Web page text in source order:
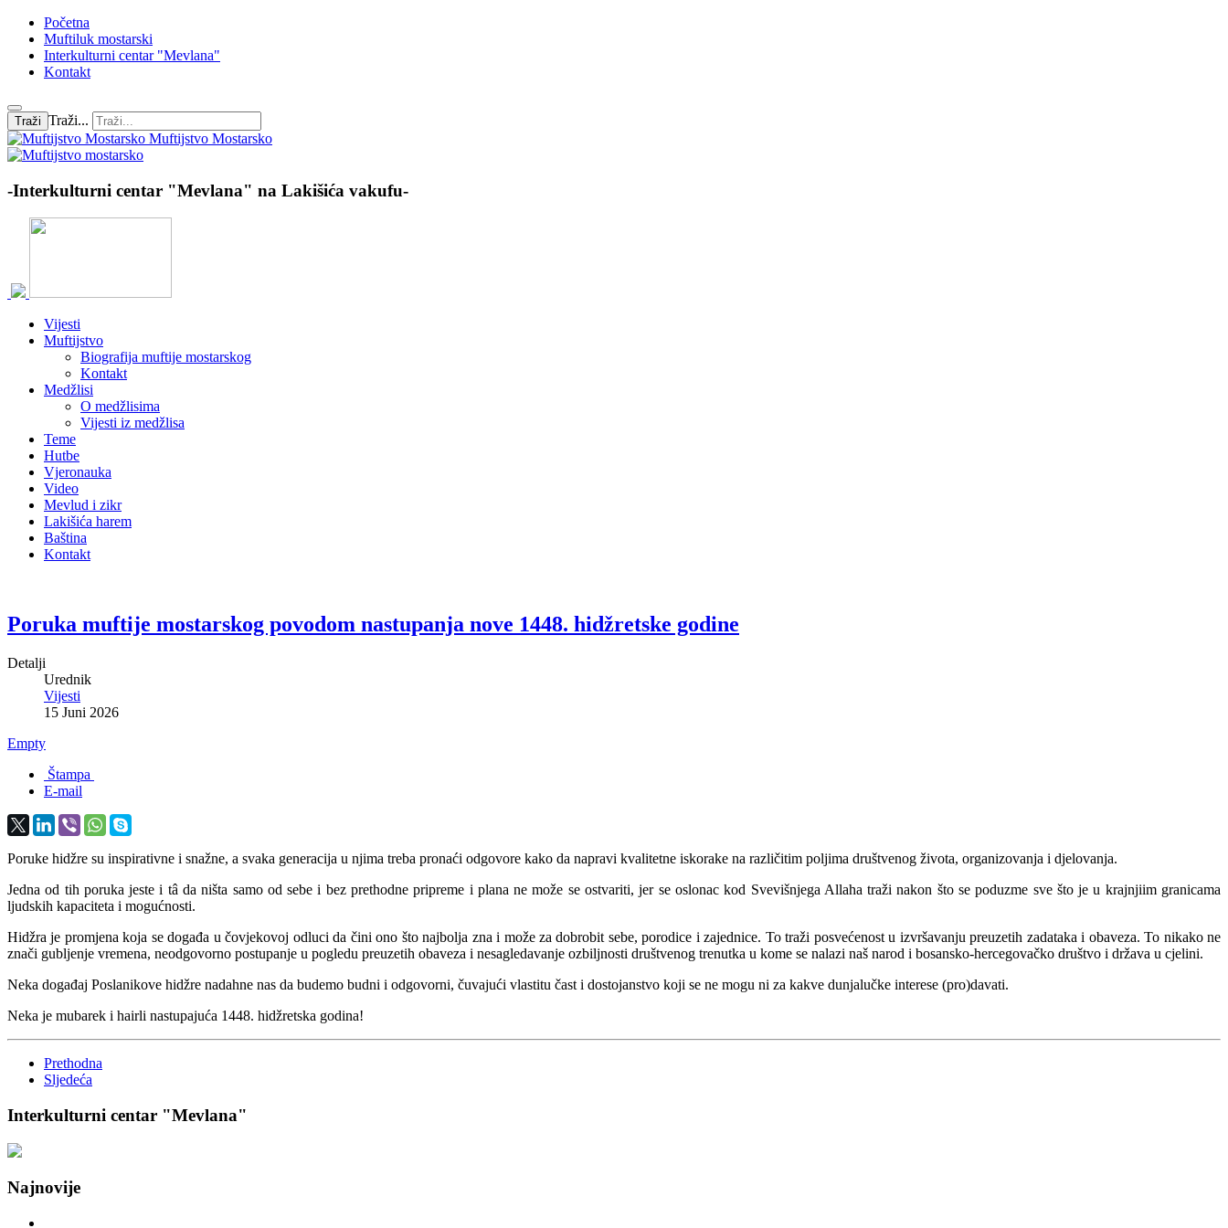
Početna
Muftiluk mostarski
Interkulturni centar "Mevlana"
Kontakt
Traži Traži...
Muftijstvo Mostarsko
-Interkulturni centar "Mevlana" na Lakišića vakufu-
Vijesti
Muftijstvo
Biografija muftije mostarskog
Kontakt
Medžlisi
O medžlisima
Vijesti iz medžlisa
Teme
Hutbe
Vjeronauka
Video
Mevlud i zikr
Lakišića harem
Baština
Kontakt
Poruka muftije mostarskog povodom nastupanja nove 1448. hidžretske godine
Detalji
Urednik
Vijesti
15 Juni 2026
Empty
Štampa
E-mail
Poruke hidžre su inspirativne i snažne, a svaka generacija u njima treba pronaći odgovore kako da napravi kvalitetne iskorake na različitim poljima društvenog života, organizovanja i djelovanja.
Jedna od tih poruka jeste i tâ da ništa samo od sebe i bez prethodne pripreme i plana ne može se ostvariti, jer se oslonac kod Svevišnjega Allaha traži nakon što se poduzme sve što je u krajnjiim granicama
ljudskih kapaciteta i mogućnosti.
Hidžra je promjena koja se događa u čovjekovoj odluci da čini ono što najbolja zna i može za dobrobit sebe, porodice i zajednice. To traži posvećenost u izvršavanju preuzetih zadataka i obaveza. To nikako ne
znači gubljenje vremena, neodgovorno postupanje u pogledu preuzetih obaveza i nesagledavanje ozbiljnosti društvenog trenutka u kome se nalazi naš narod i bosansko-hercegovačko društvo i država u cjelini.
Neka događaj Poslanikove hidžre nadahne nas da budemo budni i odgovorni, čuvajući vlastitu čast i dostojanstvo koji se ne mogu ni za kakve dunjalučke interese (pro)davati.
Neka je mubarek i hairli nastupajuća 1448. hidžretska godina!
Prethodna
Sljedeća
Interkulturni centar "Mevlana"
Najnovije